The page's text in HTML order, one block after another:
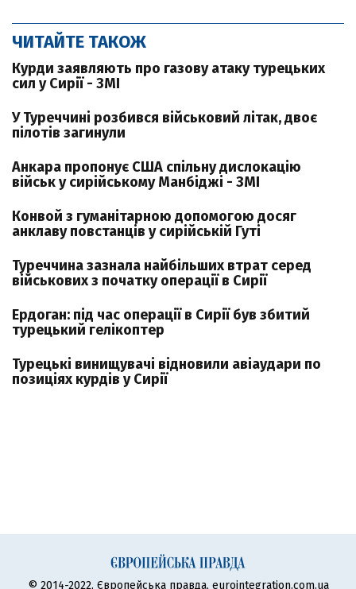
ЧИТАЙТЕ ТАКОЖ
Курди заявляють про газову атаку турецьких
сил у Сирії - ЗМІ
У Туреччині розбився військовий літак, двоє
пілотів загинули
Анкара пропонує США спільну дислокацію
військ у сирійському Манбіджі - ЗМІ
Конвой з гуманітарною допомогою досяг
анклаву повстанців у сирійській Гуті
Туреччина зазнала найбільших втрат серед
військових з початку операції в Сирії
Ердоган: під час операції в Сирії був збитий
турецький гелікоптер
Турецькі винищувачі відновили авіаудари по
позиціях курдів у Сирії
© 2014-2022, Європейська правда, eurointegration.com.ua